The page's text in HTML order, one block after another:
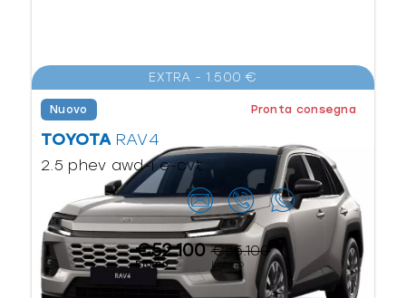
EXTRA - 1.500 €
Nuovo Pronta consegna
TOYOTA RAV4
2.5 phev awd-i e-cvt
Contattaci
€52.100
Promo
€55.100
Listino